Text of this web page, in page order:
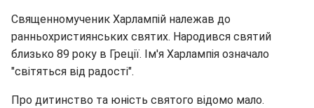
Священномученик Харлампій належав до
ранньохристиянських святих. Народився святий
близько 89 року в Греції. Ім'я Харлампія означало
"світяться від радості".
Про дитинство та юність святого відомо мало.